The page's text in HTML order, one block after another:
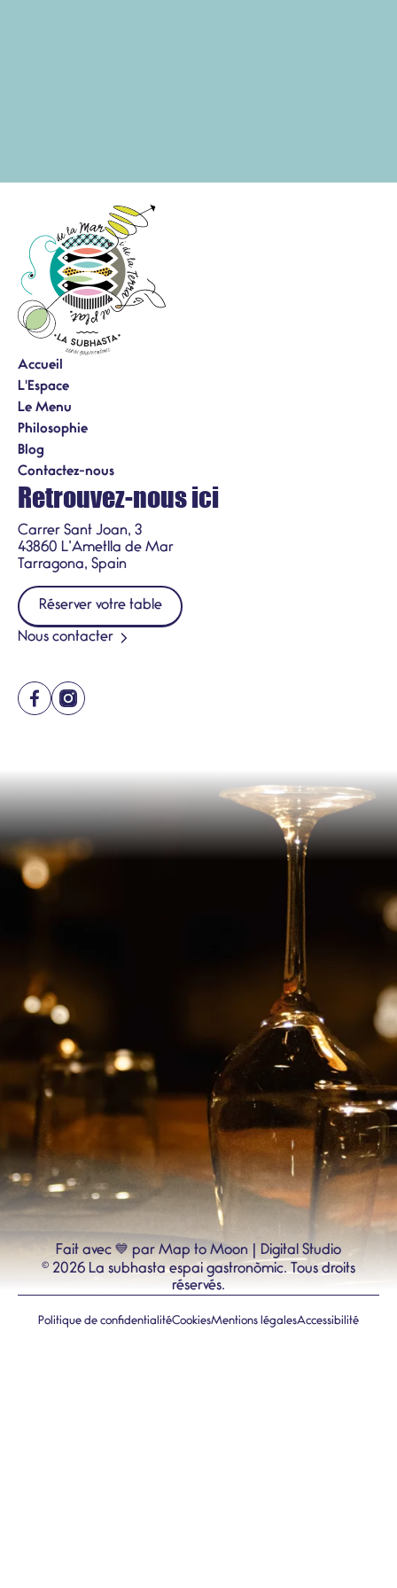
Accueil
L'Espace
Le Menu
Philosophie
Blog
Contactez-nous
Retrouvez-nous ici
Carrer Sant Joan, 3
43860 L’Ametlla de Mar
Tarragona, Spain
Réserver votre table
Nous contacter
Fait avec 💙 par Map to Moon | Digital Studio
© 2026 La subhasta espai gastronòmic. Tous droits
réservés.
Politique de confidentialitéCookiesMentions légalesAccessibilité